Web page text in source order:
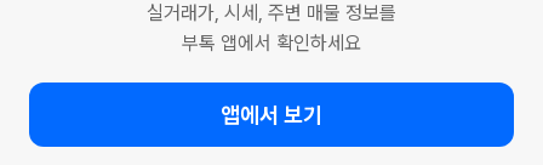
실거래가, 시세, 주변 매물 정보를
부톡 앱에서 확인하세요
앱에서 보기